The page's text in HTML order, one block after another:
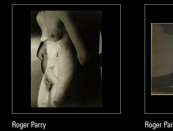
Roger Parry
Roger